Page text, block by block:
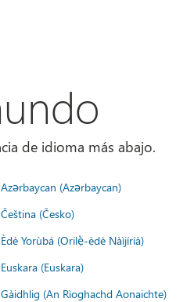
de idioma más abajo.
Azərbaycan (Azərbaycan)
Čeština (Česko)
Èdè Yorùbá (Orilẹ̀-èdè Nàìjíríà)
Euskara (Euskara)
Gàidhlig (An Rìoghachd Aonaichte)